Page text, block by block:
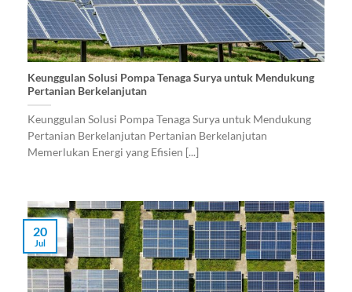
Keunggulan Solusi Pompa Tenaga Surya untuk Mendukung
Pertanian Berkelanjutan
Keunggulan Solusi Pompa Tenaga Surya untuk Mendukung
Pertanian Berkelanjutan Pertanian Berkelanjutan
Memerlukan Energi yang Efisien [...]
20
Jul